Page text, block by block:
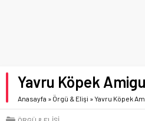
Yavru Köpek
Anasayfa » Örgü & Elişi »Yavru Köpek